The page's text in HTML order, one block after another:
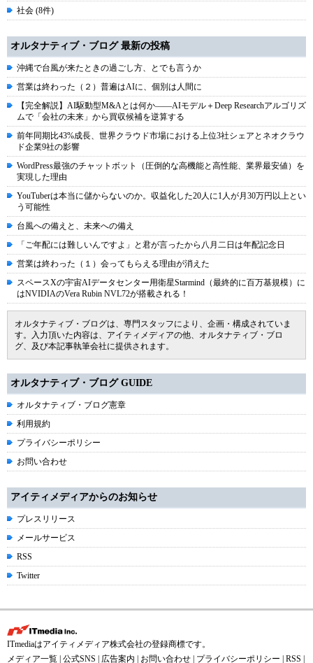
社会 (8件)
オルタナティブ・ブログ 最新の投稿
沖縄で台風が来たときの過ごし方、とでも言うか
営業は終わった（２）普遍はAIに、個別は人間に
【完全解説】AI駆動型M&Aとは何か――AIモデル＋Deep Researchアルゴリズ
ムで「会社の未来」から買収候補を逆算する
前年同期比43%成長、世界クラウド市場における上位3社シェアとネオクラウ
ド企業9社の影響
WordPress最強のチャットボット（圧倒的な高機能と高性能、業界最安値）を
実現した理由
YouTuberは本当に儲からないのか。収益化した20人に1人が月30万円以上とい
う可能性
台風への備えと、未来への備え
「ご年配には難しいんですよ」と君が言ったから八月二日は年配記念日
営業は終わった（１）会ってもらえる理由が消えた
スペースXの宇宙AIデータセンター用衛星Starmind（最終的に百万基規模）に
はNVIDIAのVera Rubin NVL72が搭載される！
オルタナティブ・ブログは、専門スタッフにより、企画・構成されていま
す。入力頂いた内容は、アイティメディアの他、オルタナティブ・ブロ
グ、及び本記事執筆会社に提供されます。
オルタナティブ・ブログ GUIDE
オルタナティブ・ブログ憲章
利用規約
プライバシーポリシー
お問い合わせ
アイティメディアからのお知らせ
プレスリリース
メールサービス
RSS
Twitter
ITmediaはアイティメディア株式会社の登録商標です。
メディア一覧 公式SNS 広告案内 お問い合わせ プライバシーポリシー RSS